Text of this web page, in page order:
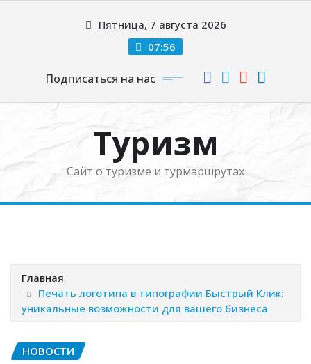
Пятница, 7 августа 2026
07:56
Подписаться на нас
Туризм
Сайт о туризме и турмаршрутах
Главная
Печать логотипа в типографии Быстрый Клик:
уникальные возможности для вашего бизнеса
НОВОСТИ